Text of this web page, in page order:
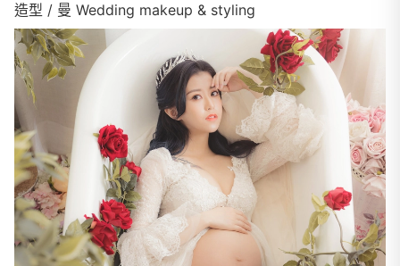
造型 / 曼 Wedding makeup & styling